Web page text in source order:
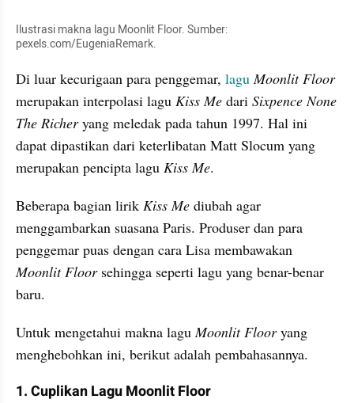
Ilustrasi makna lagu Moonlit Floor. Sumber:
pexels.com/EugeniaRemark.
Di luar kecurigaan para penggemar, lagu Moonlit Floor
merupakan interpolasi lagu Kiss Me dari Sixpence None
The Richer yang meledak pada tahun 1997. Hal ini
dapat dipastikan dari keterlibatan Matt Slocum yang
merupakan pencipta lagu Kiss Me.
Beberapa bagian lirik Kiss Me diubah agar
menggambarkan suasana Paris. Produser dan para
Moonlit Floor sehingga seperti lagu yang benar-benar
baru.
Untuk mengetahui makna lagu Moonlit Floor yang
menghebohkan ini, berikut adalah pembahasannya.
1. Cuplikan Lagu Moonlit Floor